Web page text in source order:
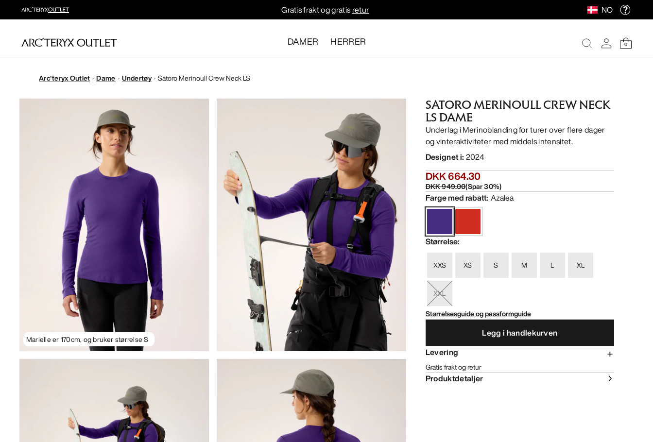
Gratis frakt og gratisretur NO
DAMER HERRER 0
Arc'teryx Outlet Dame Undertøy Satoro Merinoull Crew Neck LS
Marielle er 170cm, og bruker størrelse S
SATORO MERINOULL CREW NECK
LS DAME
Underlag i Merinoblanding for turer over flere dager
og vinteraktiviteter med middels intensitet.
Designet i: 2024
DKK 664.30
DKK 949.00(Spar30%)
Farge med rabatt: Azalea
Størrelse:
XXS XS S M L XL
XXL
Størrelsesguide og passformguide
Legg i handlekurven
Levering
Gratis frakt og retur
Produktdetaljer